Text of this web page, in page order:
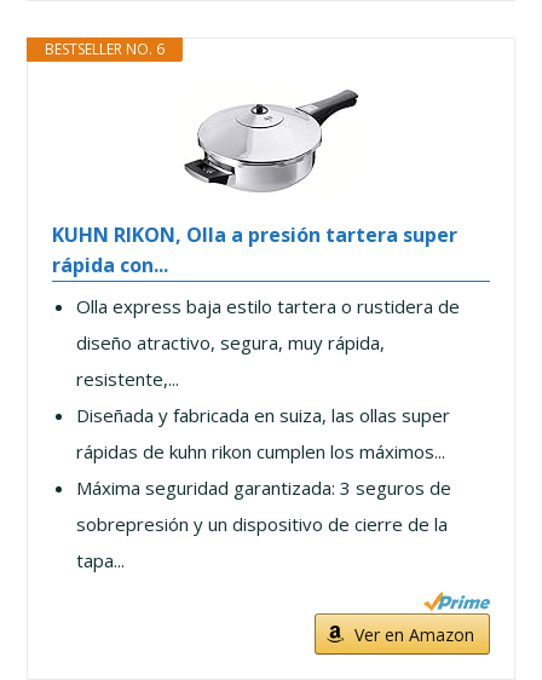
BESTSELLER NO. 6
KUHN RIKON, Olla a presión tartera super
rápida con...
Olla express baja estilo tartera o rustidera de
diseño atractivo, segura, muy rápida,
resistente,...
Diseñada y fabricada en suiza, las ollas super
rápidas de kuhn rikon cumplen los máximos...
Máxima seguridad garantizada: 3 seguros de
sobrepresión y un dispositivo de cierre de la
tapa...
Ver en Amazon